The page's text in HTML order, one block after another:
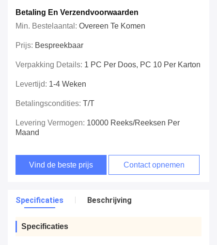
Betaling En Verzendvoorwaarden
Min. Bestelaantal: Overeen Te Komen
Prijs: Bespreekbaar
Verpakking Details: 1 PC Per Doos, PC 10 Per Karton
Levertijd: 1-4 Weken
Betalingscondities: T/T
Levering Vermogen: 10000 Reeks/Reeksen Per
Maand
Vind de beste prijs Contact opnemen
Specificaties Beschrijving
Specificaties